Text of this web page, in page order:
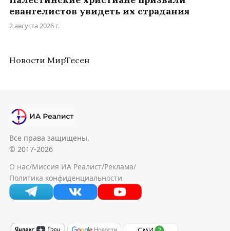
евангелистов увидеть их страдания
2 августа 2026 г.
Новости МирТесен
Все права защищены.
© 2017-2026
О нас/Миссия ИА Реалист/Реклама/
Политика конфиденциальности